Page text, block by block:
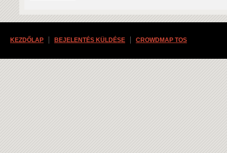
KEZDŐLAP BEJELENTÉS KÜLDÉSE CROWDMAP TOS